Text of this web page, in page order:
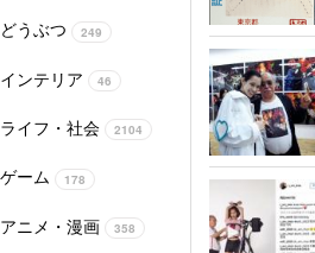
どうぶつ 249
インテリア 46
ライフ・社会 2104
ゲーム 178
アニメ・漫画 358